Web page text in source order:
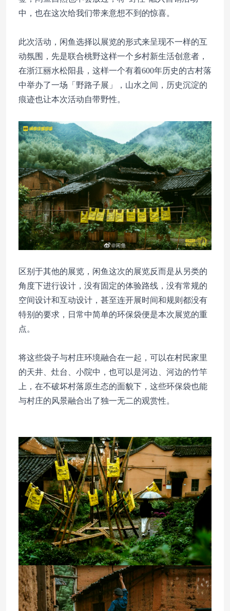
中，也在这次给我们带来意想不到的惊喜。
此次活动，闲鱼选择以展览的形式来呈现不一样的互
动氛围，先是联合桃野这样一个乡村新生活创意者，
在浙江丽水松阳县，这样一个有着600年历史的古村落
中举办了一场「野路子展」，山水之间，历史沉淀的
痕迹也让本次活动自带野性。
区别于其他的展览，闲鱼这次的展览反而是从另类的
角度下进行设计，没有固定的体验路线，没有常规的
空间设计和互动设计，甚至连开展时间和规则都没有
特别的要求，日常中简单的环保袋便是本次展览的重
点。
将这些袋子与村庄环境融合在一起，可以在村民家里
的天井、灶台、小院中，也可以是河边、河边的竹竿
上，在不破坏村落原生态的面貌下，这些环保袋也能
与村庄的风景融合出了独一无二的观赏性。